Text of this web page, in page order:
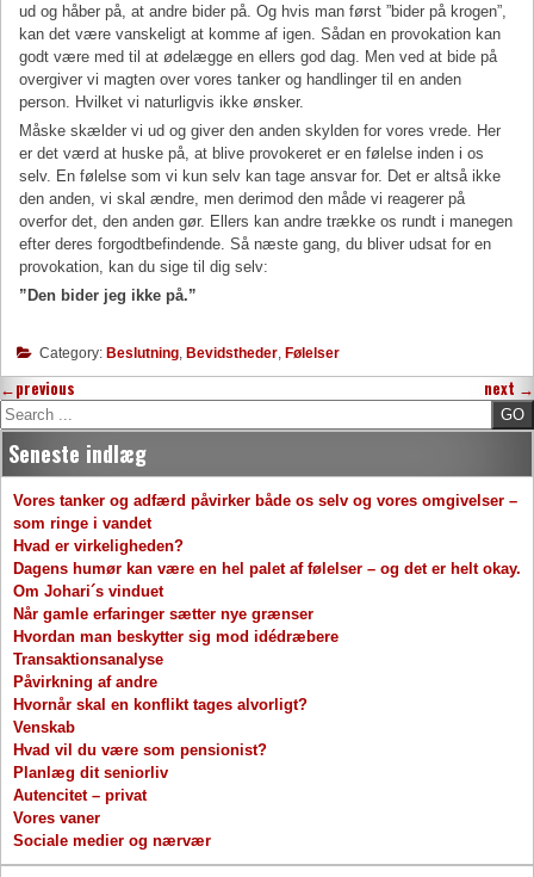
ud og håber på, at andre bider på. Og hvis man først ”bider på krogen”,
kan det være vanskeligt at komme af igen. Sådan en provokation kan
godt være med til at ødelægge en ellers god dag. Men ved at bide på
overgiver vi magten over vores tanker og handlinger til en anden
person. Hvilket vi naturligvis ikke ønsker.
Måske skælder vi ud og giver den anden skylden for vores vrede. Her
er det værd at huske på, at blive provokeret er en følelse inden i os
selv. En følelse som vi kun selv kan tage ansvar for. Det er altså ikke
den anden, vi skal ændre, men derimod den måde vi reagerer på
overfor det, den anden gør. Ellers kan andre trække os rundt i manegen
efter deres forgodtbefindende.Så næste gang, du bliver udsat for en
provokation, kan du sige til dig selv:
”Den bider jeg ikke på.”
Category: Beslutning Bevidstheder Følelser
←previous next →
Search
Seneste indlæg
Vores tanker og adfærd påvirker både os selv og vores omgivelser –
som ringe i vandet
Hvad er virkeligheden?
Dagens humør kan være en hel palet af følelser – og det er helt okay.
Om Johari´s vinduet
Når gamle erfaringer sætter nye grænser
Hvordan man beskytter sig mod idédræbere
Transaktionsanalyse
Påvirkning af andre
Hvornår skal en konflikt tages alvorligt?
Venskab
Hvad vil du være som pensionist?
Planlæg dit seniorliv
Autencitet – privat
Vores vaner
Sociale medier og nærvær